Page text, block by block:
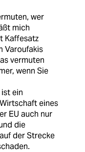
wer
mich
Kaffesatz
Varoufakis
vermuten
wenn Sie
ein
eines
EU auch nur
die
der Strecke